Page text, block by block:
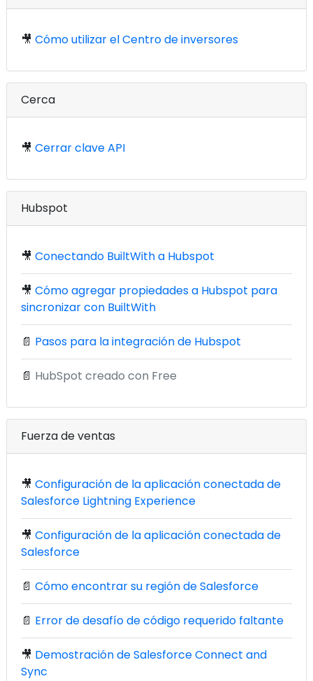
🎥 Cómo utilizar el Centro de inversores
Cerca
🎥 Cerrar clave API
Hubspot
🎥 Conectando BuiltWith a Hubspot
🎥 Cómo agregar propiedades a Hubspot para
sincronizar con BuiltWith
📄 Pasos para la integración de Hubspot
📄 HubSpot creado con Free
Fuerza de ventas
🎥 Configuración de la aplicación conectada de
Salesforce Lightning Experience
🎥 Configuración de la aplicación conectada de
Salesforce
📄 Cómo encontrar su región de Salesforce
📄 Error de desafío de código requerido faltante
🎥 Demostración de Salesforce Connect and
Sync